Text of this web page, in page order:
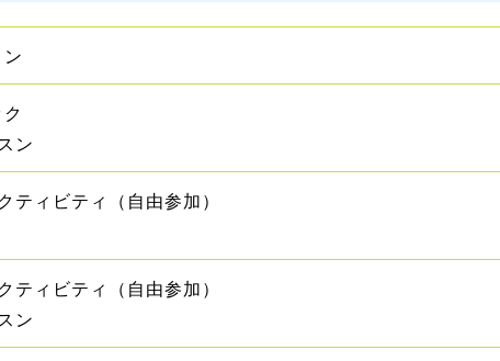
ン
ティビティ（自由参加）
ティビティ（自由参加）
ン